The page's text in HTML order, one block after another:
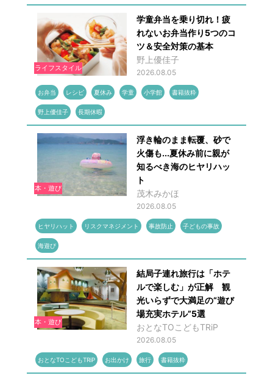
ライフスタイル
学童弁当を乗り切れ！疲
れないお弁当作り5つのコ
ツ＆安全対策の基本
野上優佳子
2026.08.05
お弁当 レシピ 夏休み 学童 小学館 書籍抜粋
野上優佳子 長期休暇
本・遊び
浮き輪のまま転覆、砂で
火傷も...夏休み前に親が
知るべき海のヒヤリハッ
ト
茂木みかほ
2026.08.05
ヒヤリハット リスクマネジメント 事故防止 子どもの事故
海遊び
本・遊び
結局子連れ旅行は「ホテ
ルで楽しむ」が正解 観
光いらずで大満足の“遊び
場充実ホテル”5選
おとなTOこどもTRiP
2026.08.05
おとなTOこどもTRiP お出かけ 旅行 書籍抜粋